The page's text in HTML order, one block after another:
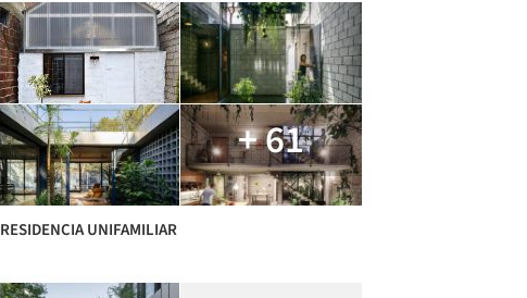
+ 61
RESIDENCIA UNIFAMILIAR